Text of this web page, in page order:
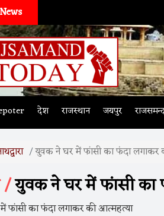
देश राजस्थान जयपुर
युवक ने घर में फांसी का फंदा लगाकर
/युवक ने घर में फांसी का